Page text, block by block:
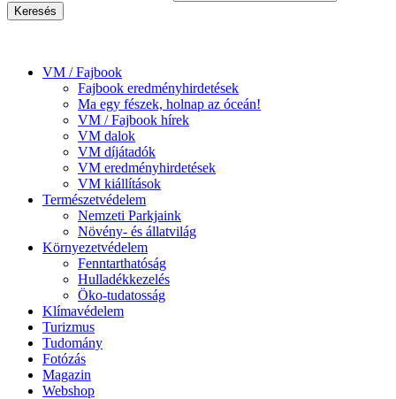
VM / Fajbook
Fajbook eredményhirdetések
Ma egy fészek, holnap az óceán!
VM / Fajbook hírek
VM dalok
VM díjátadók
VM eredményhirdetések
VM kiállítások
Természetvédelem
Nemzeti Parkjaink
Növény- és állatvilág
Környezetvédelem
Fenntarthatóság
Hulladékkezelés
Öko-tudatosság
Klímavédelem
Turizmus
Tudomány
Fotózás
Magazin
Webshop